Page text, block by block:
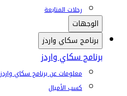
رحلات المتابعة
الوجهات
برنامج سكاي واردز
برنامج سكاي واردز
معلومات عن برنامج سكاي واردز
كسب الأميال